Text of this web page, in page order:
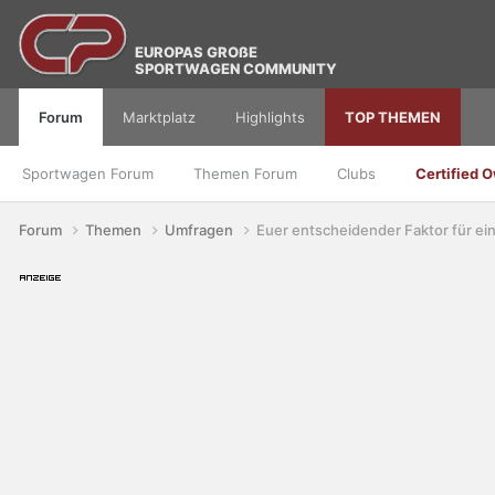
EUROPAS GROßE
SPORTWAGEN COMMUNITY
Forum
Sportwagen Forum Themen Forum Clubs Certified
Marktplatz Highlights TOP THEMEN
Forum Themen Umfragen Euer entscheidender Faktor für